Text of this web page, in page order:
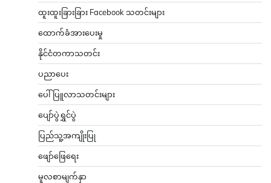
ထူးထူးခြားခြား Facebook သတင်းများ
ထောက်ခံအားပေးမှု
နိုင်ငံတကာသတင်း
ပညာပေး
ပေါ်ပြူလာသတင်းများ
ပျော်ပွဲရွှင်ပွဲ
ပြည်သူ့အကျိုးပြု
ဖျော်ဖြေရေး
မူလစာမျက်နှာ